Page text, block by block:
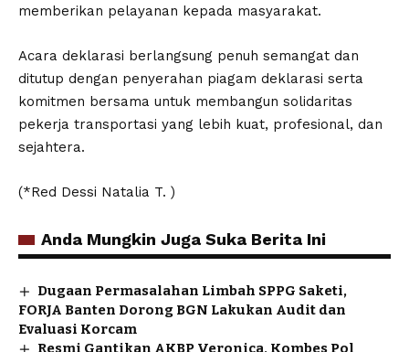
memberikan pelayanan kepada masyarakat.
Acara deklarasi berlangsung penuh semangat dan
ditutup dengan penyerahan piagam deklarasi serta
komitmen bersama untuk membangun solidaritas
pekerja transportasi yang lebih kuat, profesional, dan
sejahtera.
(*Red Dessi Natalia T. )
Anda Mungkin Juga Suka Berita Ini
Dugaan Permasalahan Limbah SPPG Saketi,
FORJA Banten Dorong BGN Lakukan Audit dan
Evaluasi Korcam
Resmi Gantikan AKBP Veronica, Kombes Pol